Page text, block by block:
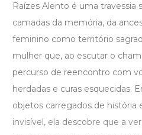
Raízes Alento é uma travessia
camadas da memória, da
feminino como território
mulher que, ao escutar o
percurso de reencontro com
herdadas e curas esquecidas.
objetos carregados de história
invisível, ela descobre que a